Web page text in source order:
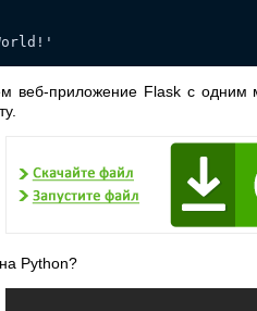
веб-приложение Flask с одним
Python?